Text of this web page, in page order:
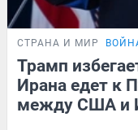
СТРАНА И МИР
Трамп
Ирана едет к
между США и